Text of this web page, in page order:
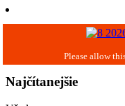
Najčítanejšie